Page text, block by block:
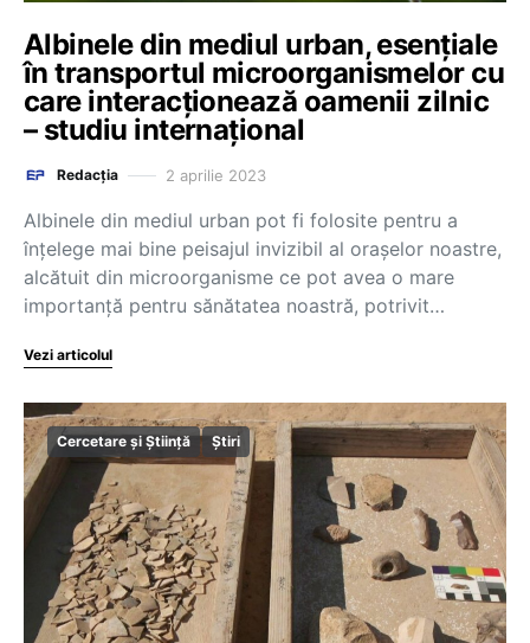
Albinele din mediul urban, esențiale
în transportul microorganismelor cu
care interacționează oamenii zilnic
– studiu internațional
Redacția 2 aprilie 2023
Albinele din mediul urban pot fi folosite pentru a
înţelege mai bine peisajul invizibil al oraşelor noastre,
alcătuit din microorganisme ce pot avea o mare
importanţă pentru sănătatea noastră, potrivit…
Vezi articolul
Cercetare și Știință Știri